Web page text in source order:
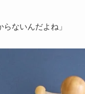
ないんだよね」